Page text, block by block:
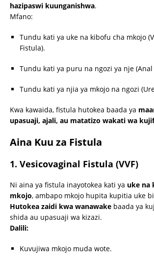
hazipaswi kuunganishwa.
Mfano:
Tundu kati ya uke na kibofu cha mkojo
Fistula).
Tundu kati ya puru na ngozi ya nje (Anal
Tundu kati ya njia ya mkojo na ngozi
Kwa kawaida, fistula hutokea baada ya
upasuaji, ajali, au matatizo wakati wa
Aina Kuu za Fistula
1. Vesicovaginal Fistula (VVF)
Ni aina ya fistula inayotokea kati ya uke na
mkojo, ambapo mkojo hupita kupitia uke
Hutokea zaidi kwa wanawake baada ya
shida au upasuaji wa kizazi.
Dalili:
Kuvujiwa mkojo muda wote.